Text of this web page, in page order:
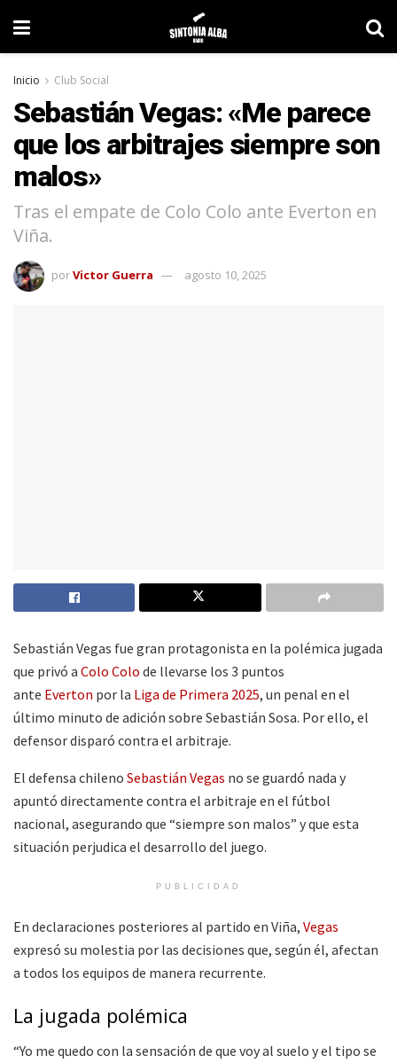
Inicio Club Social
Sebastián Vegas: «Me parece
que los arbitrajes siempre son
malos»
Tras el empate de Colo Colo ante Everton en
Viña.
porVictor Guerra agosto 10, 2025
Sebastián Vegas fue gran protagonista en la polémica jugada
que privó a Colo Colo de llevarse los 3 puntos
ante Everton por la Liga de Primera 2025, un penal en el
último minuto de adición sobre Sebastián Sosa. Por ello, el
defensor disparó contra el arbitraje.
El defensa chileno Sebastián Vegas no se guardó nada y
apuntó directamente contra el arbitraje en el fútbol
nacional, asegurando que “siempre son malos” y que esta
situación perjudica el desarrollo del juego.
PUBLICIDAD
En declaraciones posteriores al partido en Viña, Vegas
expresó su molestia por las decisiones que, según él, afectan
a todos los equipos de manera recurrente.
La jugada polémica
“Yo me quedo con la sensación de que voy al suelo y el tipo se